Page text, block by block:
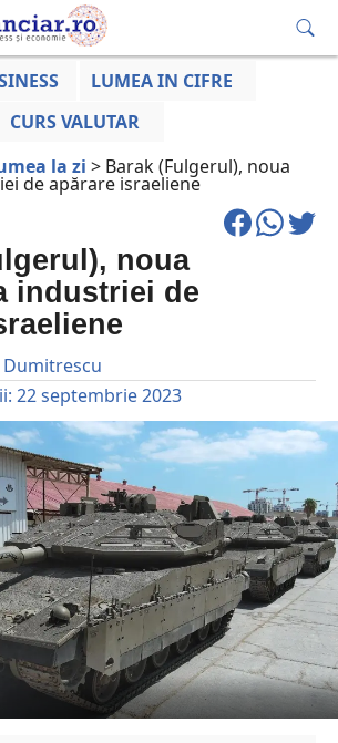
LUMEA IN CIFRE
CURS VALUTAR
la zi > Barak (Fulgerul), noua
de apărare israeliene
noua
industriei de
Dumitrescu
22 septembrie 2023